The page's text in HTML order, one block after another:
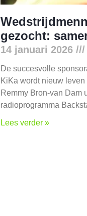
gezocht:
14 januari 2026
De succesvolle
KiKa wordt nieuw
Remmy Bron-van Dam
radioprogramma
Lees verder »